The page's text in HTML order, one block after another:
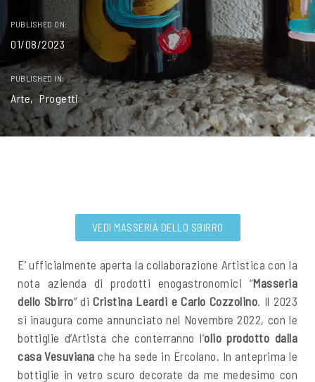
PUBLISHED ON:
01/08/2023
PUBLISHED IN:
Arte Progetti
VEDI MASSERIA DELLO SBIRRO
E’ ufficialmente aperta la collaborazione Artistica con la
nota azienda di prodotti enogastronomici “Masseria
dello Sbirro” diCristina Leardi e Carlo Cozzolino. Il 2023
si inaugura come annunciato nel Novembre 2022, con le
bottiglie d’Artista che conterranno l’olio prodotto dalla
casa Vesuviana che ha sede in Ercolano. In anteprima le
bottiglie in vetro scuro decorate da me medesimo con